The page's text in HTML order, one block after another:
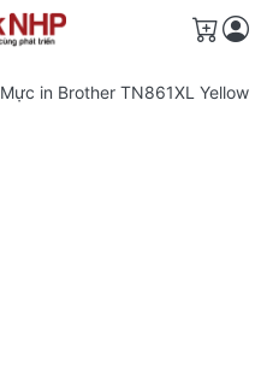
Giỏ
Mực in Brother TN861XL Yellow